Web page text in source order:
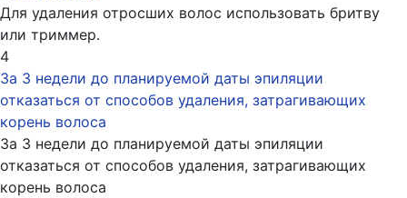
Для удаления отросших волос использовать бритву
или триммер.
4
За 3 недели до планируемой даты эпиляции
отказаться от способов удаления, затрагивающих
корень волоса
За 3 недели до планируемой даты эпиляции
отказаться от способов удаления, затрагивающих
корень волоса